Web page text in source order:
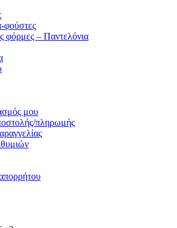
φούστες
– Παντελόνια
μου
πληρωμής